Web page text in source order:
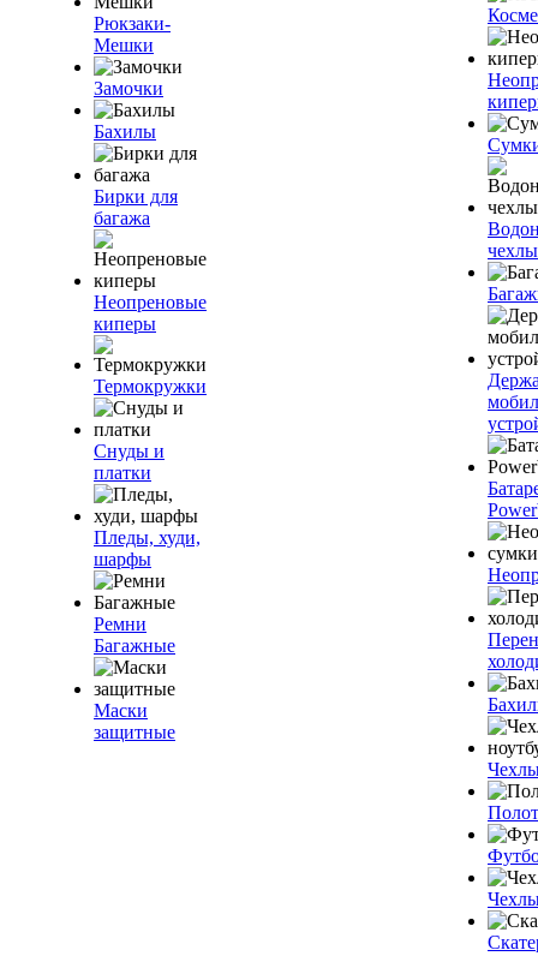
Рюкзаки-
Мешки
Замочки
Бахилы
Бирки для
багажа
Неопреновые
киперы
Термокружки
Снуды и
платки
Пледы, худи,
шарфы
Ремни
Багажные
Маски
защитные